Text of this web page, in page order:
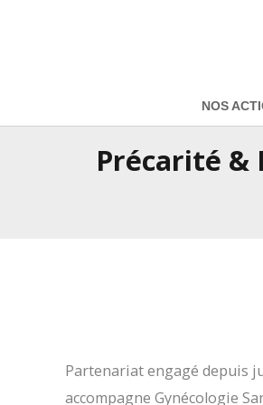
NOS
Précarité &
Partenariat engagé depuis
accompagne Gynécologie